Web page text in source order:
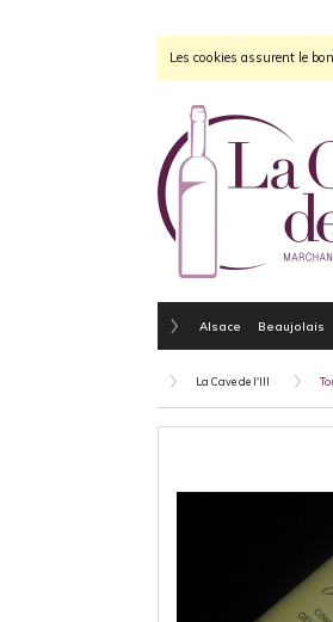
Les cookies assurent le
Alsace Beaujolais
La Cave de l'Ill